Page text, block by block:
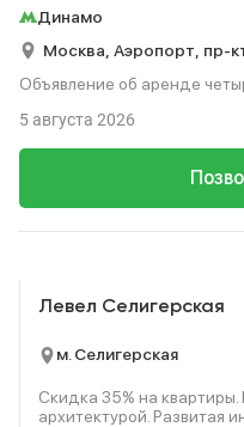
Динамо
Москва, Аэропорт, пр-
Объявление об аренде
5 августа 2026
Левел Селигерская
м. Селигерская
Скидка 35% на квартиры.
архитектурой. Развитая